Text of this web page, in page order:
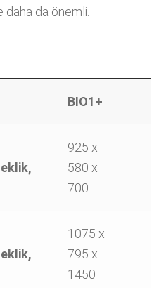
daha da önemli.
BIO1+
925 x
580 x
700
1075 x
795 x
1450